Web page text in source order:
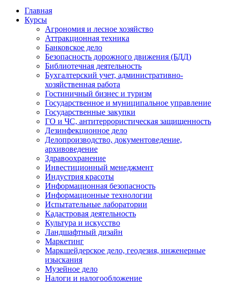
Главная
Курсы
Агрономия и лесное хозяйство
Аттракционная техника
Банковское дело
Безопасность дорожного движения (БДД)
Библиотечная деятельность
Бухгалтерский учет, административно-
хозяйственная работа
Гостиничный бизнес и туризм
Государственное и муниципальное управление
Государственные закупки
ГО и ЧС, антитеррористическая защищенность
Дезинфекционное дело
Делопроизводство, документоведение,
архивоведение
Здравоохранение
Инвестиционный менеджмент
Индустрия красоты
Информационная безопасность
Информационные технологии
Испытательные лаборатории
Кадастровая деятельность
Культура и искусство
Ландшафтный дизайн
Маркетинг
Маркшейдерское дело, геодезия, инженерные
изыскания
Музейное дело
Налоги и налогообложение